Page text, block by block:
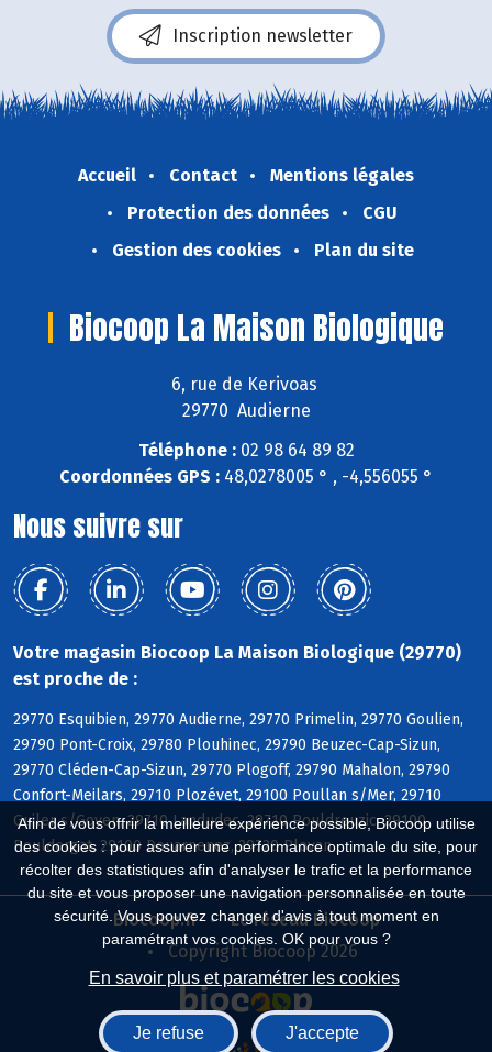
Afin de vous offrir la meilleure expérience possible, Biocoop utilise
des cookies : pour assurer une performance optimale du site, pour
récolter des statistiques afin d'analyser le trafic et la performance
du site et vous proposer une navigation personnalisée en toute
sécurité. Vous pouvez changer d'avis à tout moment en
paramétrant vos cookies. OK pour vous ?
En savoir plus et paramétrer les cookies
Je refuse J'accepte
Inscription newsletter
Accueil Contact
Mentions légales
Protection des données
CGU
Gestion des cookies
Plan du site
Biocoop La Maison Biologique
6, rue de Kerivoas
29770 Audierne
Téléphone :02 98 64 89 82
Coordonnées GPS : 48,0278005 ° , -4,556055 °
Nous suivre sur
Votre magasin Biocoop La Maison Biologique (29770)
est proche de :
29770 Esquibien, 29770 Audierne, 29770 Primelin, 29770 Goulien,
29790 Pont-Croix, 29780 Plouhinec, 29790 Beuzec-Cap-Sizun,
29770 Cléden-Cap-Sizun, 29770 Plogoff, 29790 Mahalon, 29790
Confort-Meilars, 29710 Plozévet, 29100 Poullan s/Mer, 29710
Guiler s/Goyen, 29710 Landudec, 29710 Pouldreuzic, 29100
Pouldergat, 29100 Douarnenez, 29720 Plovan
Biocoop.fr
Le réseau Biocoop
Copyright Biocoop 2026